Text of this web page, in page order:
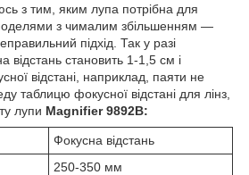
з тим, яким лупа потрібна для
з чималим збільшенням —
підхід. Так у разі
відстань становить 1-1,5 см і
відстані, наприклад, паяти не
таблицю фокусної відстані для лінз,
лупи Magnifier9892B:
Фокусна відстань
250-350 мм